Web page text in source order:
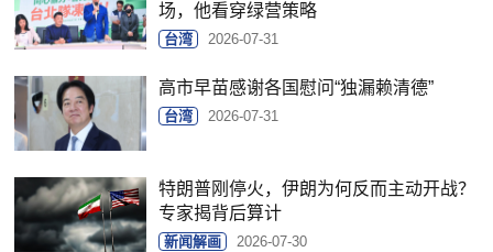
场，他看穿绿营策略
台湾 2026-07-31
高市早苗感谢各国慰问“独漏赖清德”
台湾 2026-07-31
特朗普刚停火，伊朗为何反而主动开战？
专家揭背后算计
新闻解画 2026-07-30